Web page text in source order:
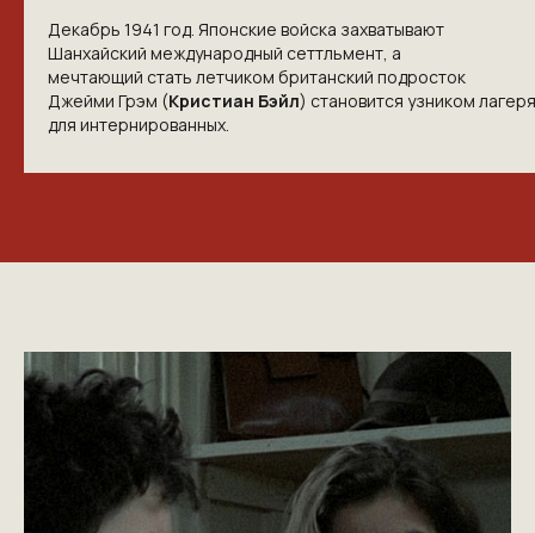
Декабрь 1941 год. Японские войска захватывают
Шанхайский международный сеттльмент, а
мечтающий стать летчиком британский подросток
Джейми Грэм (Кристиан Бэйл) становится узником лагеря
для интернированных.